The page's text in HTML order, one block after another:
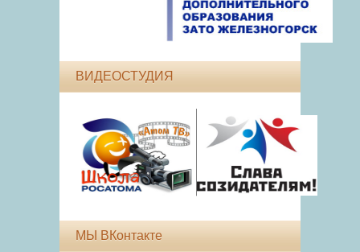
ВИДЕОСТУДИЯ
МЫ ВКонтакте